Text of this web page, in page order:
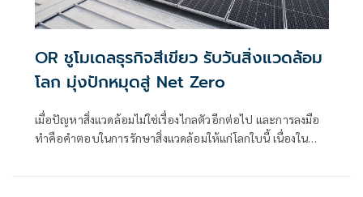
OR ชูโมเดลธุรกิจสีเขียว รับวันสิ่งแวดล้อม
โลก มุ่งปักหมุดสู่ Net Zero
เมื่อปัญหาสิ่งแวดล้อมไม่ใช่เรื่องไกลตัวอีกต่อไป และการลงมือ
ทำคือคำตอบในการรักษาสิ่งแวดล้อมให้แก่โลกใบนี้ เนื่องใน